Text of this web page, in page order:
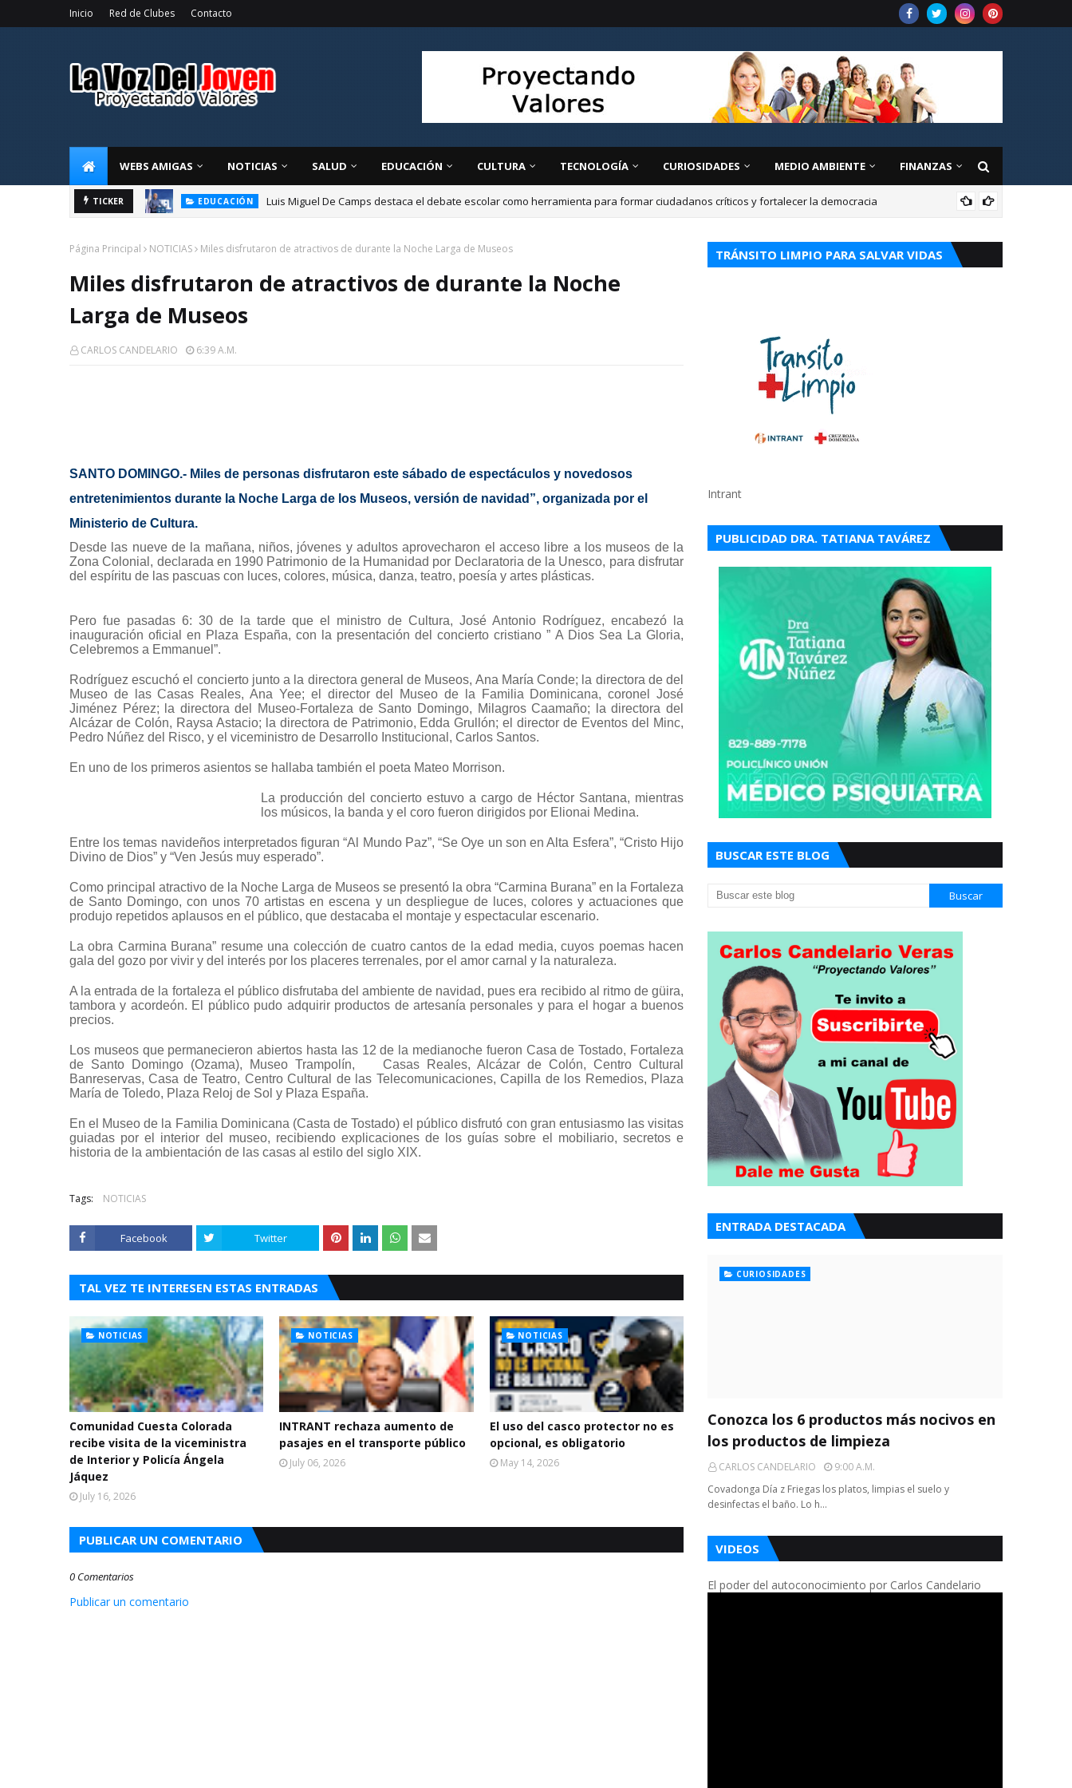
Inicio Red de Clubes Contacto
WEBS AMIGAS NOTICIAS SALUD EDUCACIÓN CULTURA TECNOLOGÍA CURIOSIDADES MEDIO AMBIENTE FINANZAS
TICKER EDUCACIÓN Luis Miguel De Camps destaca el debate escolar como herramienta para formar ciudadanos críticos y fortalecer la democracia
Página Principal NOTICIAS Miles disfrutaron de atractivos de durante la Noche Larga de Museos
Miles disfrutaron de atractivos de durante la Noche
Larga de Museos
CARLOS CANDELARIO 6:39 A.m.
SANTO DOMINGO.- Miles de personas disfrutaron este sábado de espectáculos y novedosos
entretenimientos durante la Noche Larga de los Museos, versión de navidad”, organizada por el
Ministerio de Cultura.
Desde las nueve de la mañana, niños, jóvenes y adultos aprovecharon el acceso libre a los museos de la
Zona Colonial, declarada en 1990 Patrimonio de la Humanidad por Declaratoria de la Unesco, para disfrutar
del espíritu de las pascuas con luces, colores, música, danza, teatro, poesía y artes plásticas.
Pero fue pasadas 6: 30 de la tarde que el ministro de Cultura, José Antonio Rodríguez, encabezó la
inauguración oficial en Plaza España, con la presentación del concierto cristiano ” A Dios Sea La Gloria,
Celebremos a Emmanuel”.
Rodríguez escuchó el concierto junto a la directora general de Museos, Ana María Conde; la directora de del
Museo de las Casas Reales, Ana Yee; el director del Museo de la Familia Dominicana, coronel José
Jiménez Pérez; la directora del Museo-Fortaleza de Santo Domingo, Milagros Caamaño; la directora del
Alcázar de Colón, Raysa Astacio; la directora de Patrimonio, Edda Grullón; el director de Eventos del Minc,
Pedro Núñez del Risco, y el viceministro de Desarrollo Institucional, Carlos Santos.
En uno de los primeros asientos se hallaba también el poeta Mateo Morrison.
La producción del concierto estuvo a cargo de Héctor Santana, mientras
los músicos, la banda y el coro fueron dirigidos por Elionai Medina.
Entre los temas navideños interpretados figuran “Al Mundo Paz”, “Se Oye un son en Alta Esfera”, “Cristo Hijo
Divino de Dios” y “Ven Jesús muy esperado”.
Como principal atractivo de la Noche Larga de Museos se presentó la obra “Carmina Burana” en la Fortaleza
de Santo Domingo, con unos 70 artistas en escena y un despliegue de luces, colores y actuaciones que
produjo repetidos aplausos en el público, que destacaba el montaje y espectacular escenario.
La obra Carmina Burana” resume una colección de cuatro cantos de la edad media, cuyos poemas hacen
gala del gozo por vivir y del interés por los placeres terrenales, por el amor carnal y la naturaleza.
A la entrada de la fortaleza el público disfrutaba del ambiente de navidad, pues era recibido al ritmo de güira,
tambora y acordeón. El público pudo adquirir productos de artesanía personales y para el hogar a buenos
precios.
Los museos que permanecieron abiertos hasta las 12 de la medianoche fueron Casa de Tostado, Fortaleza
de Santo Domingo (Ozama), Museo Trampolín, Casas Reales, Alcázar de Colón, Centro Cultural
Banreservas, Casa de Teatro, Centro Cultural de las Telecomunicaciones, Capilla de los Remedios, Plaza
María de Toledo, Plaza Reloj de Sol y Plaza España.
En el Museo de la Familia Dominicana (Casta de Tostado) el público disfrutó con gran entusiasmo las visitas
guiadas por el interior del museo, recibiendo explicaciones de los guías sobre el mobiliario, secretos e
historia de la ambientación de las casas al estilo del siglo XIX.
Tags: NOTICIAS
Facebook Twitter
TAL VEZ TE INTERESEN ESTAS ENTRADAS
NOTICIAS
Comunidad Cuesta Colorada
recibe visita de la viceministra
de Interior y Policía Ángela
Jáquez
July 16, 2026
NOTICIAS
INTRANT rechaza aumento de
pasajes en el transporte público
July 06, 2026
NOTICIAS
El uso del casco protector no es
opcional, es obligatorio
May 14, 2026
PUBLICAR UN COMENTARIO
0 Comentarios
Publicar un comentario
TRÁNSITO LIMPIO PARA SALVAR VIDAS
Intrant
PUBLICIDAD DRA. TATIANA TAVÁREZ
BUSCAR ESTE BLOG
ENTRADA DESTACADA
CURIOSIDADES
Conozca los 6 productos más nocivos en
los productos de limpieza
CARLOS CANDELARIO
9:00 A.m.
Covadonga Día z Friegas los platos, limpias el suelo y
desinfectas el baño. Lo h…
VIDEOS
El poder del autoconocimiento por Carlos Candelario